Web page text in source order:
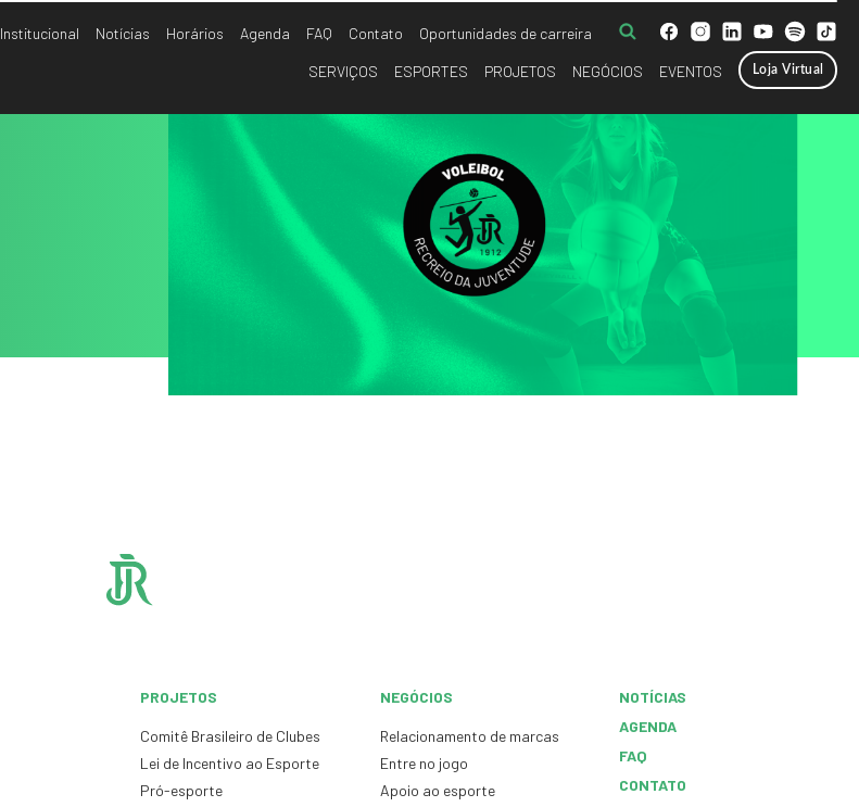
SERVIÇOS ESPORTES PROJETOS NEGÓCIOS EVENTOS Loja Virtual
Institucional Notícias Horários Agenda FAQ Contato Oportunidades de carreira
PROJETOS
Comitê Brasileiro de Clubes
Lei de Incentivo ao Esporte
Pró-esporte
NEGÓCIOS
Relacionamento de marcas
Entre no jogo
Apoio ao esporte
NOTÍCIAS
AGENDA
FAQ
CONTATO